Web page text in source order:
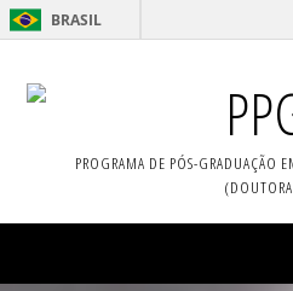
BRASIL
PROGRAMA DE PÓS-GRADUAÇÃO